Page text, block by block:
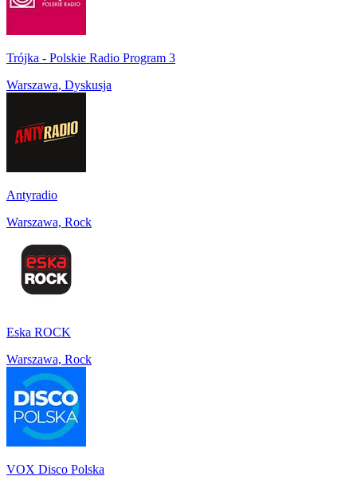
Trójka - Polskie Radio Program 3
Warszawa, Dyskusja
Antyradio
Warszawa, Rock
Eska ROCK
Warszawa, Rock
VOX Disco Polska